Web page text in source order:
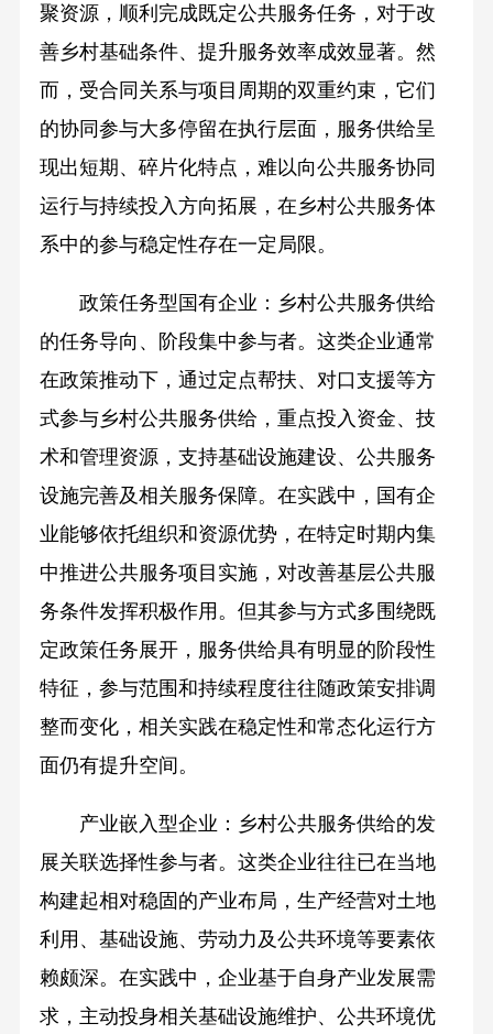
聚资源，顺利完成既定公共服务任务，对于改
善乡村基础条件、提升服务效率成效显著。然
而，受合同关系与项目周期的双重约束，它们
的协同参与大多停留在执行层面，服务供给呈
现出短期、碎片化特点，难以向公共服务协同
运行与持续投入方向拓展，在乡村公共服务体
系中的参与稳定性存在一定局限。
政策任务型国有企业：乡村公共服务供给
的任务导向、阶段集中参与者。这类企业通常
在政策推动下，通过定点帮扶、对口支援等方
式参与乡村公共服务供给，重点投入资金、技
术和管理资源，支持基础设施建设、公共服务
设施完善及相关服务保障。在实践中，国有企
业能够依托组织和资源优势，在特定时期内集
中推进公共服务项目实施，对改善基层公共服
务条件发挥积极作用。但其参与方式多围绕既
定政策任务展开，服务供给具有明显的阶段性
特征，参与范围和持续程度往往随政策安排调
整而变化，相关实践在稳定性和常态化运行方
面仍有提升空间。
产业嵌入型企业：乡村公共服务供给的发
展关联选择性参与者。这类企业往往已在当地
构建起相对稳固的产业布局，生产经营对土地
利用、基础设施、劳动力及公共环境等要素依
赖颇深。在实践中，企业基于自身产业发展需
求，主动投身相关基础设施维护、公共环境优